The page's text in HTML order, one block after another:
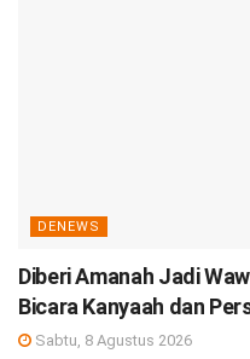
DENEWS
Diberi Amanah Jadi
Bicara Kanyaah dan
Sabtu, 8 Agustus 2026